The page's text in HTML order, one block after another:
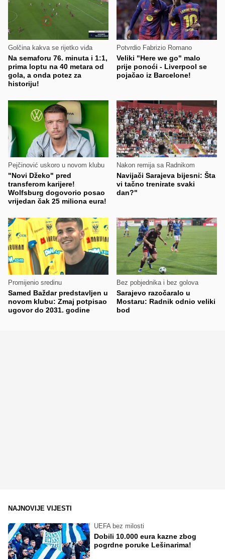
Golčina kakva se rijetko viđa
Na semaforu 76. minuta i 1:1,
prima loptu na 40 metara od
gola, a onda potez za
historiju!
Potvrdio Fabrizio Romano
Veliki "Here we go" malo
prije ponoći - Liverpool se
pojačao iz Barcelone!
Pejčinović uskoro u novom klubu
"Novi Džeko" pred
transferom karijere!
Wolfsburg dogovorio posao
vrijedan čak 25 miliona eura!
Nakon remija sa Radnikom
Navijači Sarajeva bijesni: Šta
vi tačno trenirate svaki
dan?"
Promijenio sredinu
Samed Baždar predstavljen u
novom klubu: Zmaj potpisao
ugovor do 2031. godine
Bez pobjednika i bez golova
Sarajevo razočaralo u
Mostaru: Radnik odnio veliki
bod
NAJNOVIJE VIJESTI
UEFA bez milosti
Dobili 10.000 eura kazne zbog
pogrdne poruke Lešinarima!